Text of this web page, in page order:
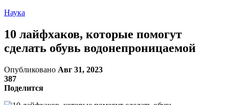
Наука
10 лайфхаков, которые помогут
сделать обувь водонепроницаемой
Опубликовано Авг 31, 2023
387
Поделится